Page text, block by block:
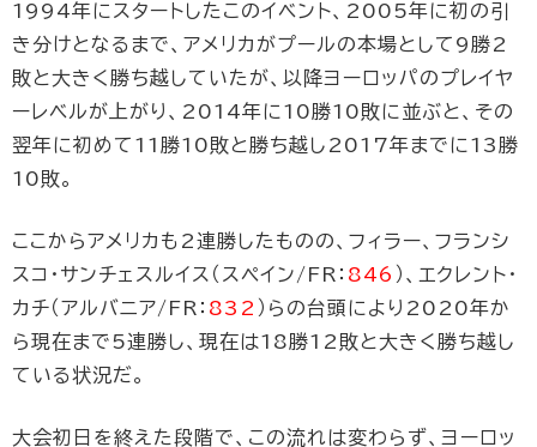
1994年にスタートしたこのイベント、2005年に初の引
き分けとなるまで、アメリカがプールの本場として9勝2
敗と大きく勝ち越していたが、以降ヨーロッパのプレイヤ
ーレベルが上がり、2014年に10勝10敗に並ぶと、その
翌年に初めて11勝10敗と勝ち越し2017年までに13勝
10敗。
ここからアメリカも2連勝したものの、フィラー、フランシ
スコ・サンチェスルイス（スペイン/FR： 846 ）、エクレント・
カチ（アルバニア/FR： 832 ）らの台頭により2020年か
ら現在まで5連勝し、現在は18勝12敗と大きく勝ち越し
ている状況だ。
大会初日を終えた段階で、この流れは変わらず、ヨーロッ